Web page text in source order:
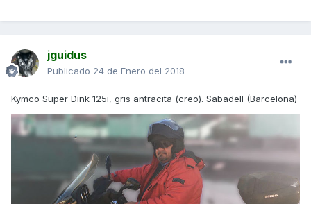
jguidus
Publicado 24 de Enero del 2018
Kymco Super Dink 125i, gris antracita (creo). Sabadell (Barcelona)